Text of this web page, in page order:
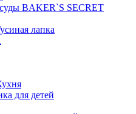
BAKER`S SECRET
лапка
для детей